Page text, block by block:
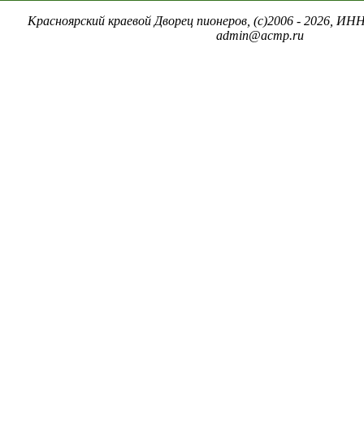
Красноярский краевой Дворец пионеров, (c)2006 - 2026,
admin@acmp.ru